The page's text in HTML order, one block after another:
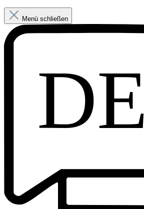
Menü schließen
DE